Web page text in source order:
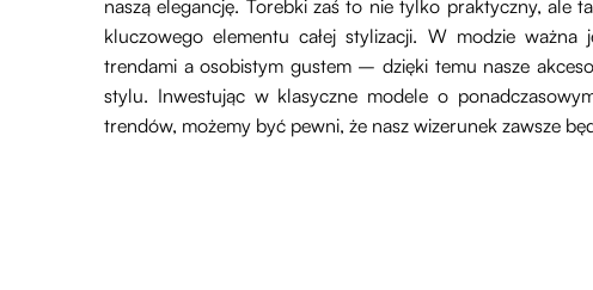
naszą elegancję. Torebki zaś to nie tylko praktyczny, ale
kluczowego elementu całej stylizacji. W modzie ważna
trendami a osobistym gustem – dzięki temu nasze
stylu. Inwestując w klasyczne modele o
trendów, możemy być pewni, że nasz wizerunek zawsze